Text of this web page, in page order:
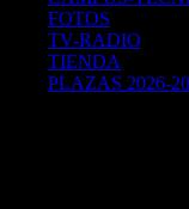
FOTOS
TV-RADIO
TIENDA
PLAZAS 2026-